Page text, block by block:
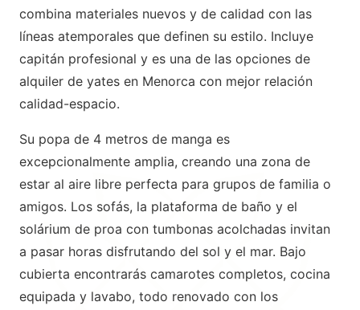
combina materiales nuevos y de calidad con las
líneas atemporales que definen su estilo. Incluye
capitán profesional y es una de las opciones de
alquiler de yates en Menorca con mejor relación
calidad-espacio.
Su popa de 4 metros de manga es
excepcionalmente amplia, creando una zona de
estar al aire libre perfecta para grupos de familia o
amigos. Los sofás, la plataforma de baño y el
solárium de proa con tumbonas acolchadas invitan
a pasar horas disfrutando del sol y el mar. Bajo
cubierta encontrarás camarotes completos, cocina
equipada y lavabo, todo renovado con los